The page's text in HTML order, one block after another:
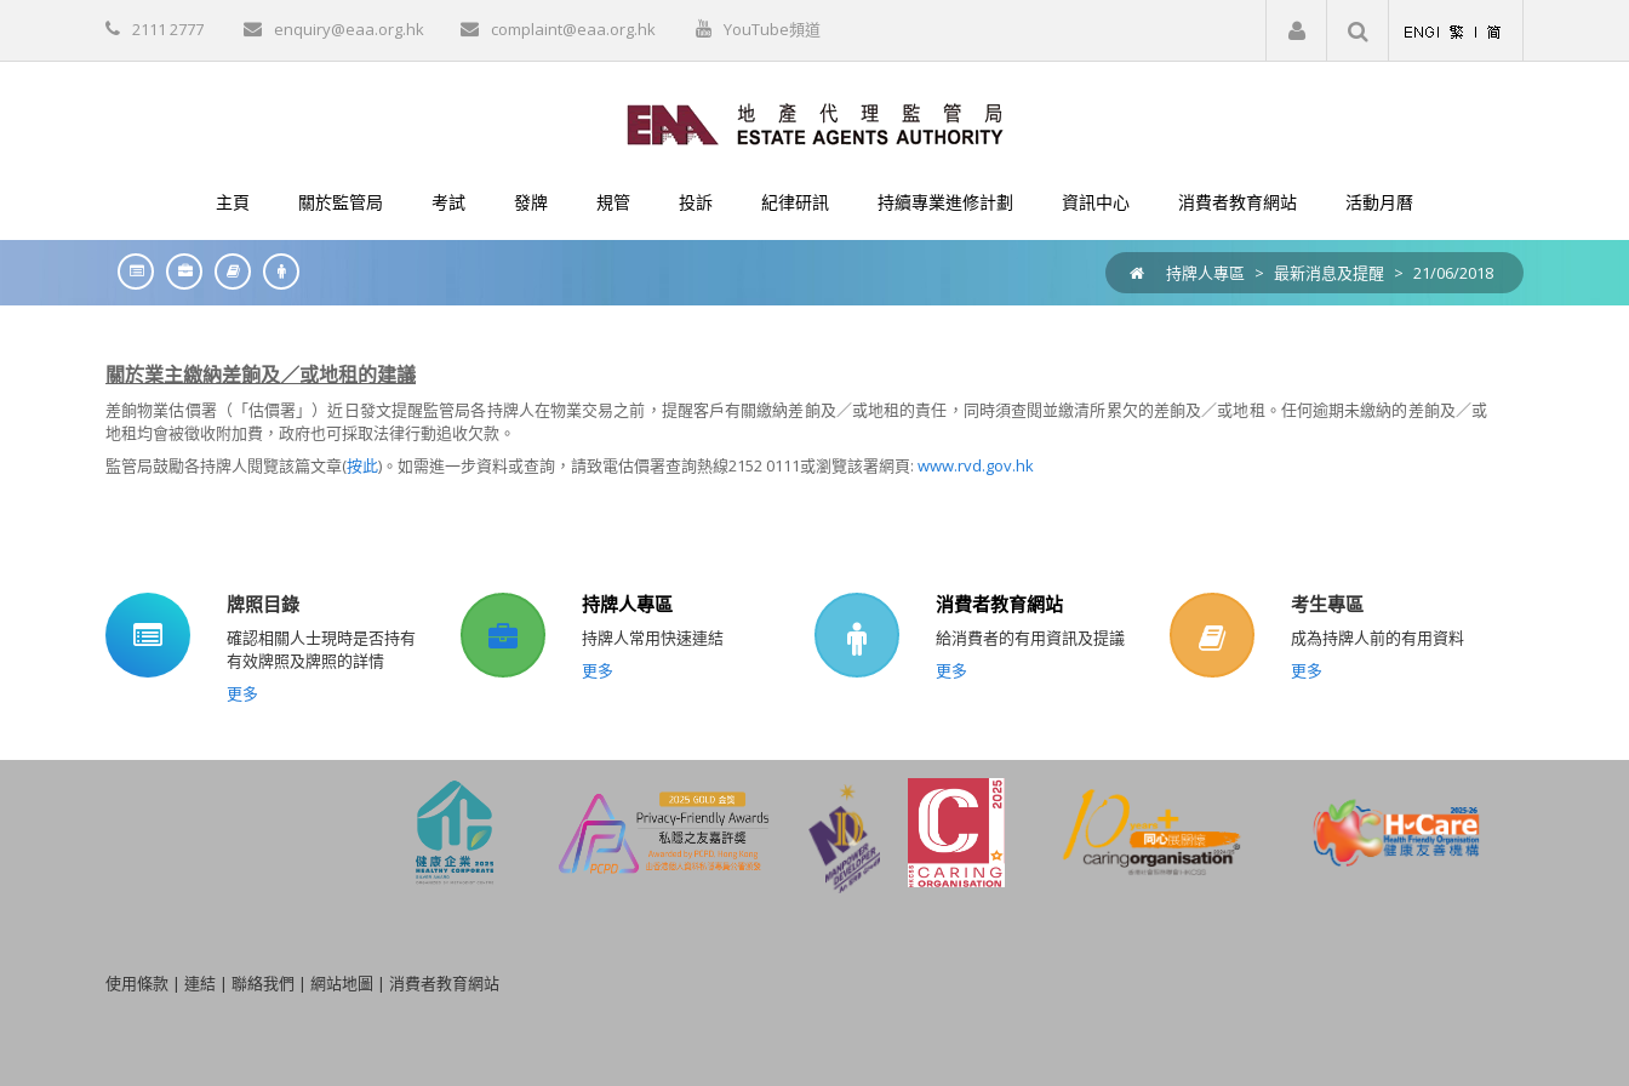
2111 2777 enquiry@eaa.org.hk complaint@eaa.org.hk YouTube頻道 註冊 登入
主頁 關於監管局 考試 發牌 規管 投訴 紀律研訊 持續專業進修計劃 資訊中心 消費者教育網站 活動月曆
持牌人專區 > 最新消息及提醒 > 21/06/2018
關於業主繳納差餉及／或地租的建議
差餉物業估價署（「估價署」）近日發文提醒監管局各持牌人在物業交易之前，提醒客戶有關繳納差餉及／或地租的責任，同時須查閱並繳清所累欠的差餉及／或地租。任何逾期未繳納的差餉及／或
地租均會被徵收附加費，政府也可採取法律行動追收欠款。
監管局鼓勵各持牌人閱覽該篇文章(按此)。如需進一步資料或查詢，請致電估價署查詢熱線2152 0111或瀏覽該署網頁: www.rvd.gov.hk
牌照目錄
確認相關人士現時是否持有
有效牌照及牌照的詳情
更多
持牌人專區
持牌人常用快速連結
更多
消費者教育網站
給消費者的有用資訊及提議
更多
考生專區
成為持牌人前的有用資料
更多
使用條款 | 連結 | 聯絡我們 | 網站地圖 | 消費者教育網站